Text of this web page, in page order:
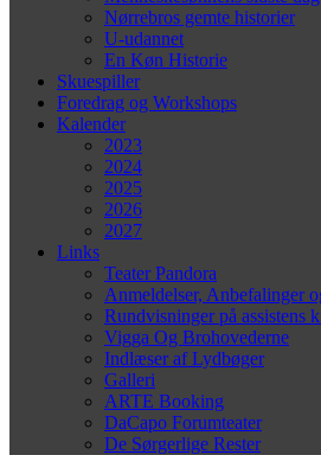
Nørrebros gemte historier
U-udannet
En Køn Historie
Skuespiller
Foredrag og Workshops
Kalender
2023
2024
2025
2026
2027
Links
Teater Pandora
Anmeldelser, Anbefalinger
Rundvisninger på assistens
Vigga Og Brohovederne
Indlæser af Lydbøger
Galleri
ARTE Booking
DaCapo Forumteater
De Sørgerlige Rester